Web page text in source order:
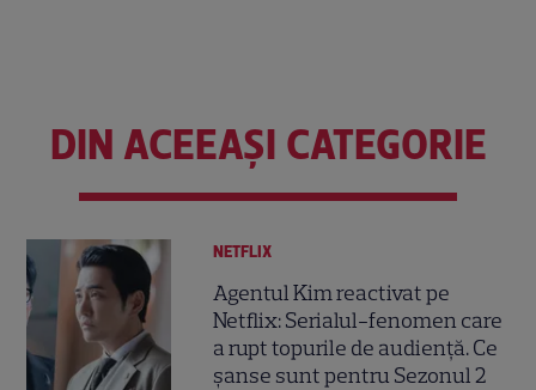
DIN ACEEAȘI CATEGORIE
NETFLIX
Agentul Kim reactivat pe
Netflix: Serialul-fenomen care
a rupt topurile de audiență. Ce
șanse sunt pentru Sezonul 2